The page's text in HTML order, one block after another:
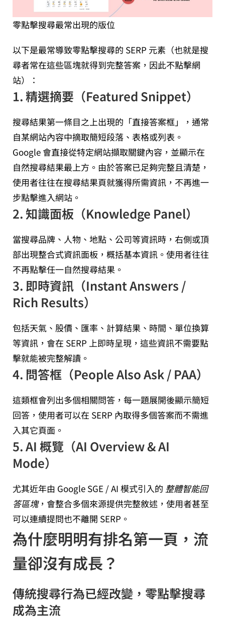
零點擊搜尋最常出現的版位
以下是最常導致零點擊搜尋的 SERP 元素（也就是搜
尋者常在這些區塊就得到完整答案，因此不點擊網
站）：
1.精選摘要（Featured Snippet）
搜尋結果第一條目之上出現的「直接答案框」，通常
自某網站內容中摘取簡短段落、表格或列表。
Google 會直接從特定網站擷取關鍵內容，並顯示在
自然搜尋結果最上方。由於答案已足夠完整且清楚，
使用者往往在搜尋結果頁就獲得所需資訊，不再進一
步點擊進入網站。
2.知識面板（Knowledge Panel）
當搜尋品牌、人物、地點、公司等資訊時，右側或頂
部出現整合式資訊面板，概括基本資訊。使用者往往
不再點擊任一自然搜尋結果。
3. 即時資訊（Instant Answers /
Rich Results）
包括天氣、股價、匯率、計算結果、時間、單位換算
等資訊，會在 SERP 上即時呈現，這些資訊不需要點
擊就能被完整解讀。
4. 問答框（People Also Ask / PAA）
這類框會列出多個相關問答，每一題展開後顯示簡短
回答，使用者可以在 SERP 內取得多個答案而不需進
入其它頁面。
5.AI 概覽（AI Overview & AI
Mode）
尤其近年由 Google SGE / AI 模式引入的 整體智能回
答區塊，會整合多個來源提供完整敘述，使用者甚至
可以連續提問也不離開 SERP。
為什麼明明有排名第一頁，流
量卻沒有成長？
傳統搜尋行為已經改變，零點擊搜尋
成為主流